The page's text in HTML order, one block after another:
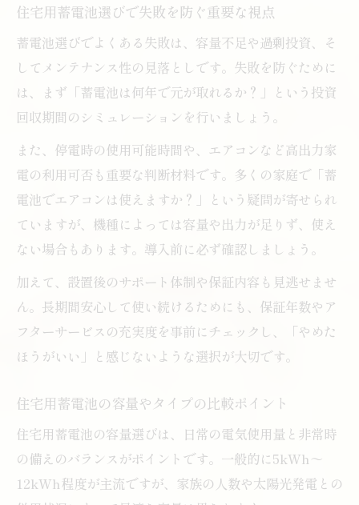
住宅用蓄電池選びで失敗を防ぐ重要な視点
蓄電池選びでよくある失敗は、容量不足や過剰投資、そ
してメンテナンス性の見落としです。失敗を防ぐために
は、まず「蓄電池は何年で元が取れるか？」という投資
回収期間のシミュレーションを行いましょう。
また、停電時の使用可能時間や、エアコンなど高出力家
電の利用可否も重要な判断材料です。多くの家庭で「蓄
電池でエアコンは使えますか？」という疑問が寄せられ
ていますが、機種によっては容量や出力が足りず、使え
ない場合もあります。導入前に必ず確認しましょう。
加えて、設置後のサポート体制や保証内容も見逃せませ
ん。長期間安心して使い続けるためにも、保証年数やア
フターサービスの充実度を事前にチェックし、「やめた
ほうがいい」と感じないような選択が大切です。
住宅用蓄電池の容量やタイプの比較ポイント
住宅用蓄電池の容量選びは、日常の電気使用量と非常時
の備えのバランスがポイントです。一般的に5kWh～
12kWh程度が主流ですが、家族の人数や太陽光発電との